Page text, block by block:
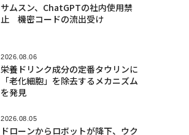
サムスン、ChatGPTの社内使用禁
止 機密コードの流出受け
2026.08.06
栄養ドリンク成分の定番タウリンに
「老化細胞」を除去するメカニズム
を発見
2026.08.05
ドローンからロボットが降下、ウク